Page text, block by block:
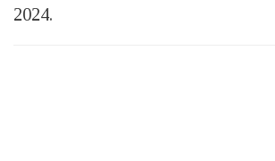
2024.